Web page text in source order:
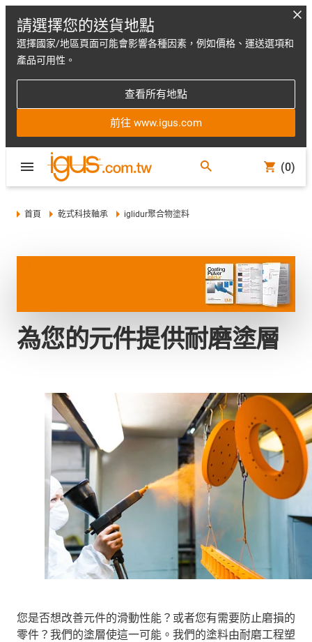
請選擇您的送貨地點
選擇國家/地區頁面可能會影響各種因素，例如價格、運送選項和
產品可用性。
查看所有地點
前往 www.igus.com
(0)
首頁 乾式科技軸承 iglidur聚合物塗料
為您的元件提供耐磨塗層
您是否想改善元件的滑動性能？或者您有需要防止磨損的
零件？我們的塗層使這一可能。我們的塗料由耐磨工程塑